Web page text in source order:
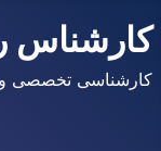
کارشناس
کارشناسی تخصصی و